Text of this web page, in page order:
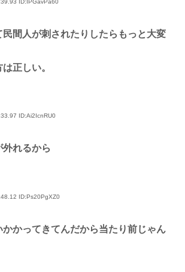
間人が刺されたりしたらもっと大変
正しい。
ID:Ai2IcnRU0
れるから
ID:Ps20PgXZ0
かかってきてんだから当たり前じゃん